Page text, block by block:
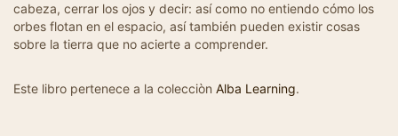
cabeza, cerrar los ojos y decir: así como no entiendo cómo los
orbes flotan en el espacio, así también pueden existir cosas
sobre la tierra que no acierte a comprender.
Este libro pertenece a la colecciòn Alba Learning.